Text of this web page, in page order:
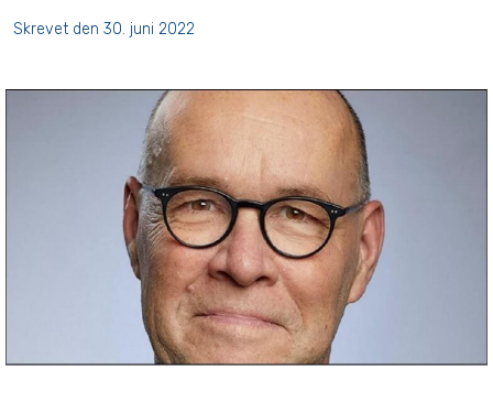
Skrevet den 30. juni 2022